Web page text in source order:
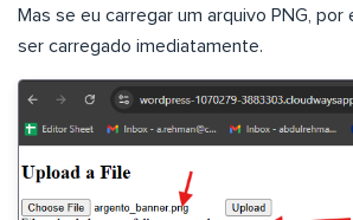
Mas se eu carregar um arquivo PNG, por
ser carregado imediatamente.